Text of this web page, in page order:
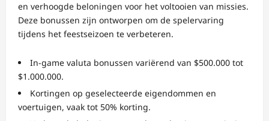
en verhoogde beloningen voor het voltooien van missies.
Deze bonussen zijn ontworpen om de spelervaring
tijdens het feestseizoen te verbeteren.
In-game valuta bonussen variërend van $500.000 tot
$1.000.000.
Kortingen op geselecteerde eigendommen en
voertuigen, vaak tot 50% korting.